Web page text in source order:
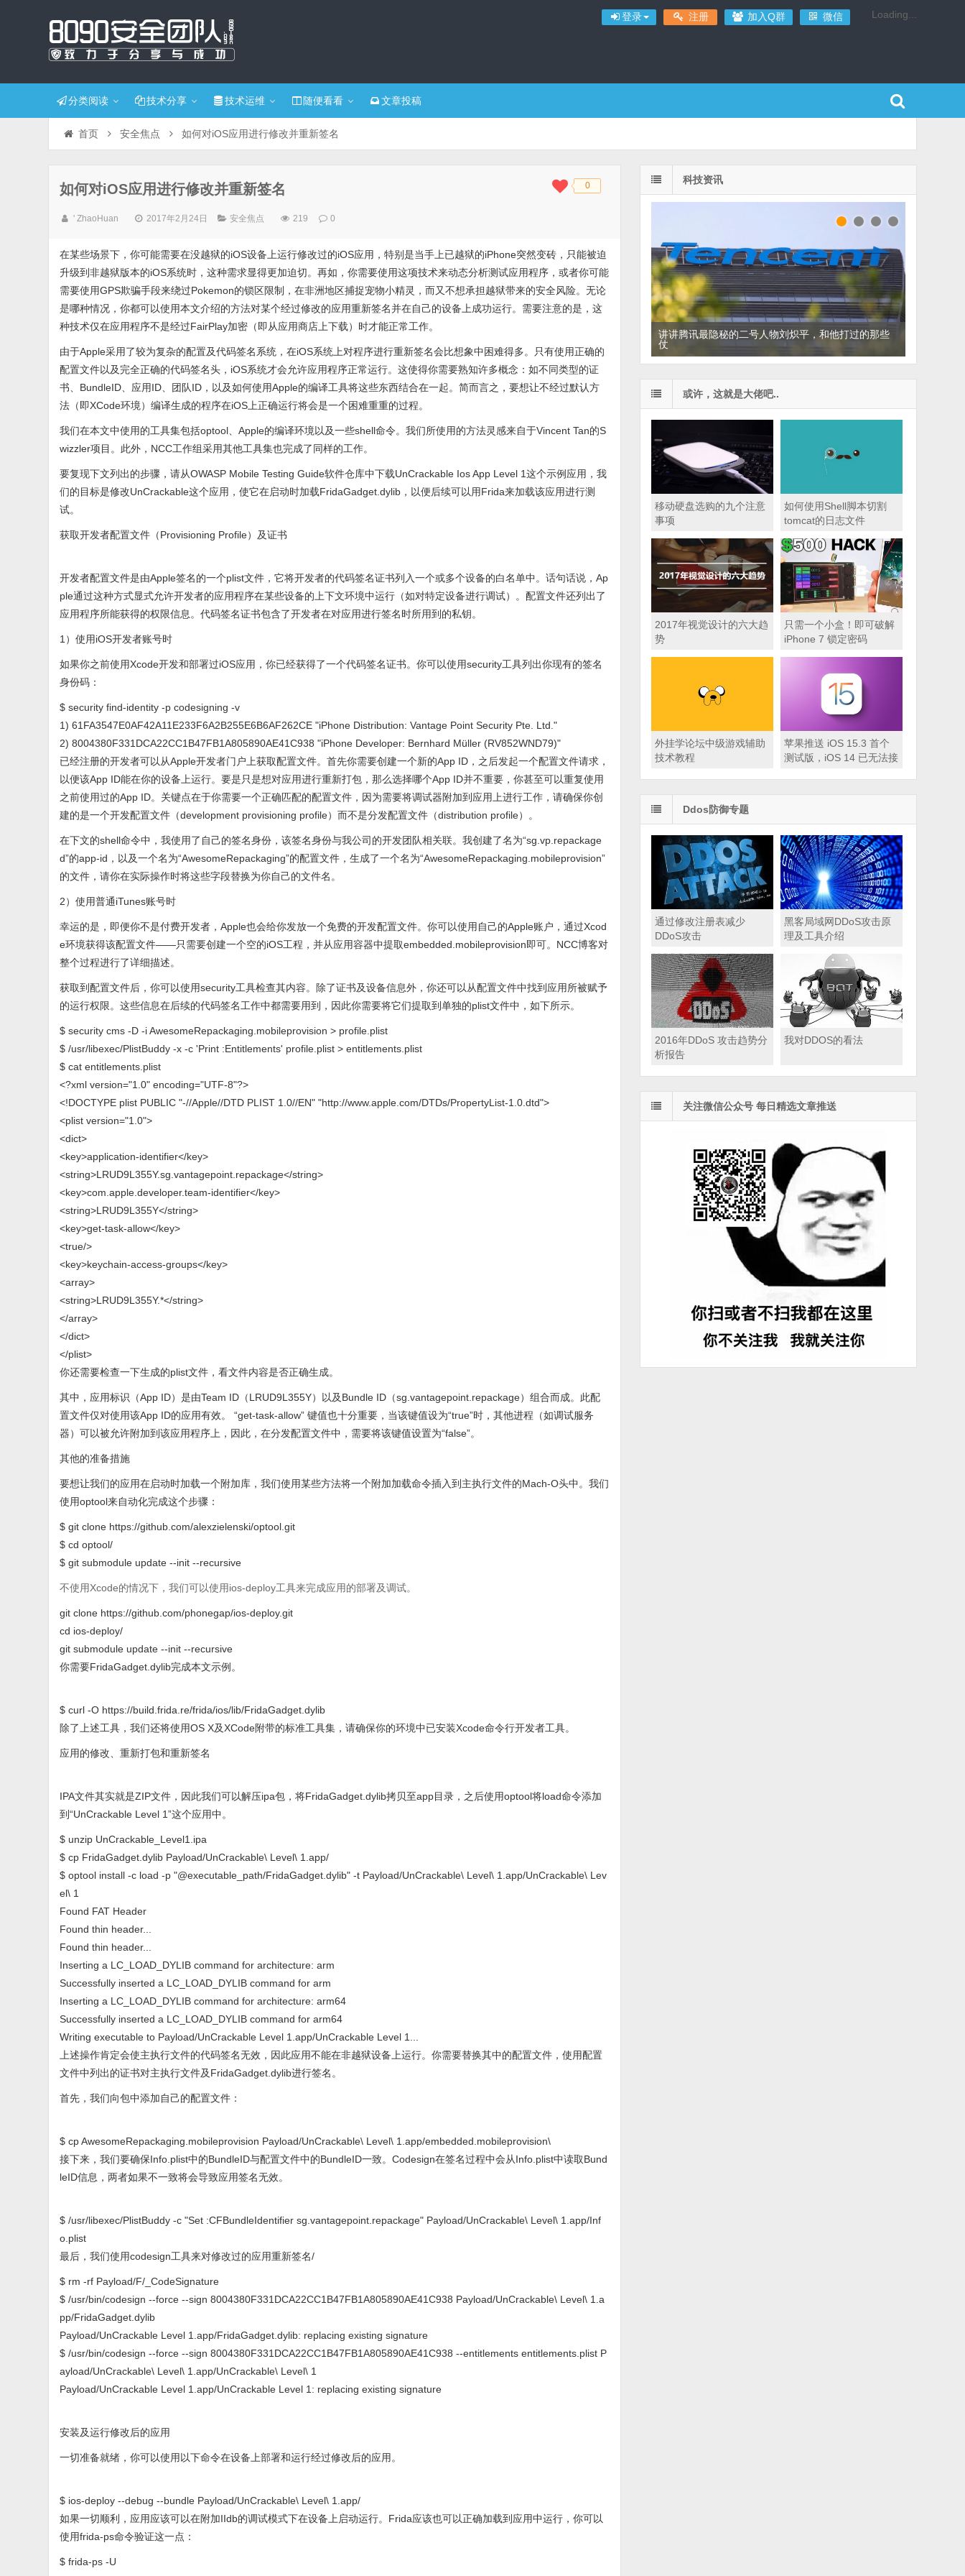
登录 注册 加入Q群 微信 Loading...
分类阅读 技术分享 技术运维 随便看看 文章投稿
首页 安全焦点 如何对iOS应用进行修改并重新签名
◆◆ 0
如何对iOS应用进行修改并重新签名
' ZhaoHuan 2017年2月24日 安全焦点 219 0
在某些场景下，你可能需要在没越狱的iOS设备上运行修改过的iOS应用，特别是当手上已越狱的iPhone突然变砖，只能被迫
升级到非越狱版本的iOS系统时，这种需求显得更加迫切。再如，你需要使用这项技术来动态分析测试应用程序，或者你可能
需要使用GPS欺骗手段来绕过Pokemon的锁区限制，在非洲地区捕捉宠物小精灵，而又不想承担越狱带来的安全风险。无论
是哪种情况，你都可以使用本文介绍的方法对某个经过修改的应用重新签名并在自己的设备上成功运行。需要注意的是，这
种技术仅在应用程序不是经过FairPlay加密（即从应用商店上下载）时才能正常工作。
由于Apple采用了较为复杂的配置及代码签名系统，在iOS系统上对程序进行重新签名会比想象中困难得多。只有使用正确的
配置文件以及完全正确的代码签名头，iOS系统才会允许应用程序正常运行。这使得你需要熟知许多概念：如不同类型的证
书、BundleID、应用ID、团队ID，以及如何使用Apple的编译工具将这些东西结合在一起。简而言之，要想让不经过默认方
法（即XCode环境）编译生成的程序在iOS上正确运行将会是一个困难重重的过程。
我们在本文中使用的工具集包括optool、Apple的编译环境以及一些shell命令。我们所使用的方法灵感来自于Vincent Tan的S
wizzler项目。此外，NCC工作组采用其他工具集也完成了同样的工作。
要复现下文列出的步骤，请从OWASP Mobile Testing Guide软件仓库中下载UnCrackable Ios App Level 1这个示例应用，我
们的目标是修改UnCrackable这个应用，使它在启动时加载FridaGadget.dylib，以便后续可以用Frida来加载该应用进行测
试。
获取开发者配置文件（Provisioning Profile）及证书
开发者配置文件是由Apple签名的一个plist文件，它将开发者的代码签名证书列入一个或多个设备的白名单中。话句话说，Ap
ple通过这种方式显式允许开发者的应用程序在某些设备的上下文环境中运行（如对特定设备进行调试）。配置文件还列出了
应用程序所能获得的权限信息。代码签名证书包含了开发者在对应用进行签名时所用到的私钥。
1）使用iOS开发者账号时
如果你之前使用Xcode开发和部署过iOS应用，你已经获得了一个代码签名证书。你可以使用security工具列出你现有的签名
身份码：
$ security find-identity -p codesigning -v
1) 61FA3547E0AF42A11E233F6A2B255E6B6AF262CE "iPhone Distribution: Vantage Point Security Pte. Ltd."
2) 8004380F331DCA22CC1B47FB1A805890AE41C938 "iPhone Developer: Bernhard Müller (RV852WND79)"
已经注册的开发者可以从Apple开发者门户上获取配置文件。首先你需要创建一个新的App ID，之后发起一个配置文件请求，
以便该App ID能在你的设备上运行。要是只是想对应用进行重新打包，那么选择哪个App ID并不重要，你甚至可以重复使用
之前使用过的App ID。关键点在于你需要一个正确匹配的配置文件，因为需要将调试器附加到应用上进行工作，请确保你创
建的是一个开发配置文件（development provisioning profile）而不是分发配置文件（distribution profile）。
在下文的shell命令中，我使用了自己的签名身份，该签名身份与我公司的开发团队相关联。我创建了名为“sg.vp.repackage
d”的app-id，以及一个名为“AwesomeRepackaging”的配置文件，生成了一个名为“AwesomeRepackaging.mobileprovision”
的文件，请你在实际操作时将这些字段替换为你自己的文件名。
2）使用普通iTunes账号时
幸运的是，即便你不是付费开发者，Apple也会给你发放一个免费的开发配置文件。你可以使用自己的Apple账户，通过Xcod
e环境获得该配置文件——只需要创建一个空的iOS工程，并从应用容器中提取embedded.mobileprovision即可。NCC博客对
整个过程进行了详细描述。
获取到配置文件后，你可以使用security工具检查其内容。除了证书及设备信息外，你还可以从配置文件中找到应用所被赋予
的运行权限。这些信息在后续的代码签名工作中都需要用到，因此你需要将它们提取到单独的plist文件中，如下所示。
$ security cms -D -i AwesomeRepackaging.mobileprovision > profile.plist
$ /usr/libexec/PlistBuddy -x -c 'Print :Entitlements' profile.plist > entitlements.plist
$ cat entitlements.plist
<?xml version="1.0" encoding="UTF-8"?>
<!DOCTYPE plist PUBLIC "-//Apple//DTD PLIST 1.0//EN" "http://www.apple.com/DTDs/PropertyList-1.0.dtd">
<plist version="1.0">
<dict>
<key>application-identifier</key>
<string>LRUD9L355Y.sg.vantagepoint.repackage</string>
<key>com.apple.developer.team-identifier</key>
<string>LRUD9L355Y</string>
<key>get-task-allow</key>
<true/>
<key>keychain-access-groups</key>
<array>
<string>LRUD9L355Y.*</string>
</array>
</dict>
</plist>
你还需要检查一下生成的plist文件，看文件内容是否正确生成。
其中，应用标识（App ID）是由Team ID（LRUD9L355Y）以及Bundle ID（sg.vantagepoint.repackage）组合而成。此配
置文件仅对使用该App ID的应用有效。 “get-task-allow” 键值也十分重要，当该键值设为“true”时，其他进程（如调试服务
器）可以被允许附加到该应用程序上，因此，在分发配置文件中，需要将该键值设置为“false”。
其他的准备措施
要想让我们的应用在启动时加载一个附加库，我们使用某些方法将一个附加加载命令插入到主执行文件的Mach-O头中。我们
使用optool来自动化完成这个步骤：
$ git clone https://github.com/alexzielenski/optool.git
$ cd optool/
$ git submodule update --init --recursive
不使用Xcode的情况下，我们可以使用ios-deploy工具来完成应用的部署及调试。
git clone https://github.com/phonegap/ios-deploy.git
cd ios-deploy/
git submodule update --init --recursive
你需要FridaGadget.dylib完成本文示例。
$ curl -O https://build.frida.re/frida/ios/lib/FridaGadget.dylib
除了上述工具，我们还将使用OS X及XCode附带的标准工具集，请确保你的环境中已安装Xcode命令行开发者工具。
应用的修改、重新打包和重新签名
IPA文件其实就是ZIP文件，因此我们可以解压ipa包，将FridaGadget.dylib拷贝至app目录，之后使用optool将load命令添加
到“UnCrackable Level 1”这个应用中。
$ unzip UnCrackable_Level1.ipa
$ cp FridaGadget.dylib Payload/UnCrackable\ Level\ 1.app/
$ optool install -c load -p "@executable_path/FridaGadget.dylib" -t Payload/UnCrackable\ Level\ 1.app/UnCrackable\ Lev
el\ 1
Found FAT Header
Found thin header...
Found thin header...
Inserting a LC_LOAD_DYLIB command for architecture: arm
Successfully inserted a LC_LOAD_DYLIB command for arm
Inserting a LC_LOAD_DYLIB command for architecture: arm64
Successfully inserted a LC_LOAD_DYLIB command for arm64
Writing executable to Payload/UnCrackable Level 1.app/UnCrackable Level 1...
上述操作肯定会使主执行文件的代码签名无效，因此应用不能在非越狱设备上运行。你需要替换其中的配置文件，使用配置
文件中列出的证书对主执行文件及FridaGadget.dylib进行签名。
首先，我们向包中添加自己的配置文件：
$ cp AwesomeRepackaging.mobileprovision Payload/UnCrackable\ Level\ 1.app/embedded.mobileprovision\
接下来，我们要确保Info.plist中的BundleID与配置文件中的BundleID一致。Codesign在签名过程中会从Info.plist中读取Bund
leID信息，两者如果不一致将会导致应用签名无效。
$ /usr/libexec/PlistBuddy -c "Set :CFBundleIdentifier sg.vantagepoint.repackage" Payload/UnCrackable\ Level\ 1.app/Inf
o.plist
最后，我们使用codesign工具来对修改过的应用重新签名/
$ rm -rf Payload/F/_CodeSignature
$ /usr/bin/codesign --force --sign 8004380F331DCA22CC1B47FB1A805890AE41C938 Payload/UnCrackable\ Level\ 1.a
pp/FridaGadget.dylib
Payload/UnCrackable Level 1.app/FridaGadget.dylib: replacing existing signature
$ /usr/bin/codesign --force --sign 8004380F331DCA22CC1B47FB1A805890AE41C938 --entitlements entitlements.plist P
ayload/UnCrackable\ Level\ 1.app/UnCrackable\ Level\ 1
Payload/UnCrackable Level 1.app/UnCrackable Level 1: replacing existing signature
安装及运行修改后的应用
一切准备就绪，你可以使用以下命令在设备上部署和运行经过修改后的应用。
$ ios-deploy --debug --bundle Payload/UnCrackable\ Level\ 1.app/
如果一切顺利，应用应该可以在附加IIdb的调试模式下在设备上启动运行。Frida应该也可以正确加载到应用中运行，你可以
使用frida-ps命令验证这一点：
$ frida-ps -U
科技资讯
讲讲腾讯最隐秘的二号人物刘炽平，和他打过的那些
仗
或许，这就是大佬吧..
移动硬盘选购的九个注意
事项
如何使用Shell脚本切割
tomcat的日志文件
2017年视觉设计的六大趋
势
只需一个小盒！即可破解
iPhone 7 锁定密码
外挂学论坛中级游戏辅助
技术教程
苹果推送 iOS 15.3 首个
测试版，iOS 14 已无法接
Ddos防御专题
通过修改注册表减少
DDoS攻击
黑客局域网DDoS攻击原
理及工具介绍
2016年DDoS 攻击趋势分
析报告
我对DDOS的看法
关注微信公众号 每日精选文章推送